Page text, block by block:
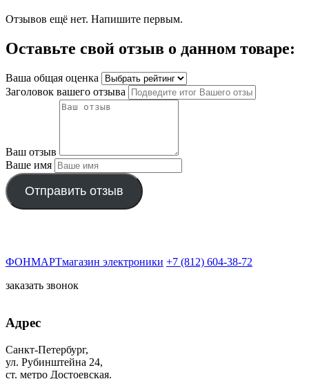
Отзывов ещё нет. Напишите первым.
Оставьте свой отзыв о данном товаре:
Ваша общая оценка
Заголовок вашего отзыва
Ваш отзыв
Ваше имя
Отправить отзыв
ФОНМАРТмагазин электроники +7 (812) 604-38-72
заказать звонок
Адрес
Санкт-Петербург,
ул. Рубинштейна 24,
ст. метро Достоевская.